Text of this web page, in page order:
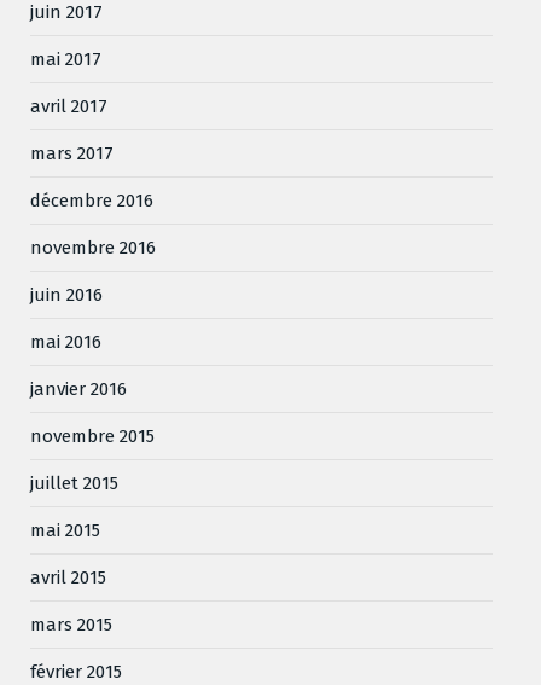
juin 2017
mai 2017
avril 2017
mars 2017
décembre 2016
novembre 2016
juin 2016
mai 2016
janvier 2016
novembre 2015
juillet 2015
mai 2015
avril 2015
mars 2015
février 2015